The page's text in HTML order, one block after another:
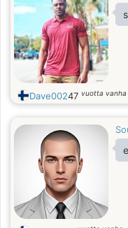
Dave00247 vuotta vanha